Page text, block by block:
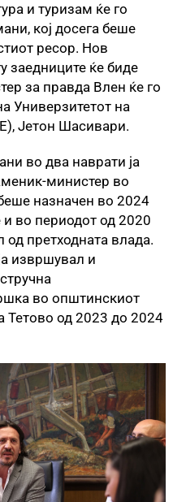
и туризам ќе го
кој досега беше
ресор. Нов
заедниците ќе биде
за правда Влен ќе го
Универзитетот на
Јетон Шасивари.
во два наврати ја
министер во
назначен во 2024
и во периодот од 2020
од претходната влада.
извршувал и
во општинскиот
Тетово од 2023 до 2024